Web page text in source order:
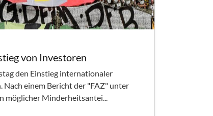
von Investoren
den Einstieg internationaler
Nach einem Bericht der "FAZ" unter
möglicher Minderheitsantei...